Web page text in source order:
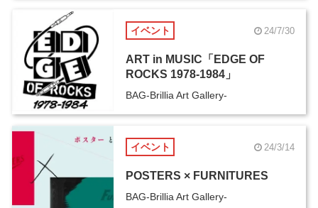
イベント 24/7/30
ART in MUSIC「EDGE OF
ROCKS 1978-1984」
BAG-Brillia Art Gallery-
イベント 24/3/14
POSTERS × FURNITURES
BAG-Brillia Art Gallery-